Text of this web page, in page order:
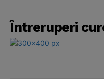
Întreruperi